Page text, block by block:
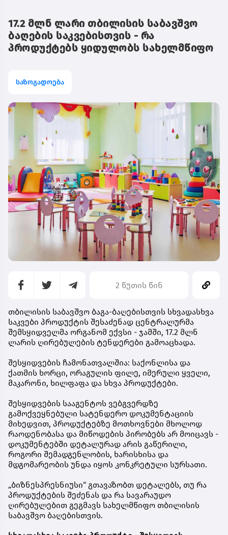
17.2 მლნ ლარი თბილისის საბავშვო
ბაღების საკვებისთვის - რა
პროდუქტებს ყიდულობს სახელმწიფო
საზოგადოება
2 წუთის წინ
თბილისის საბავშვო ბაგა-ბაღებისთვის სხვადასხვა
საკვები პროდუქტის შესაძენად ცენტრალურმა
შემსყიდველმა ორგანომ ექვსი - ჯამში, 17.2 მლნ
ლარის ღირებულების ტენდერები გამოაცხადა.
შესყიდვების ჩამონათვალშია: საქონლისა და
ქათმის ხორცი, ორაგულის ფილე, იმერული ყველი,
მაკარონი, ხილფაფა და სხვა პროდუქტები.
შესყიდვების სააგენტოს ვებგვერდზე
გამოქვეყნებული სატენდერო დოკუმენტაციის
მიხედვით, პროდუქტებზე მოთხოვნები მხოლოდ
რაოდენობასა და მიწოდების პირობებს არ მოიცავს -
დოკუმენტებში დეტალურად არის გაწერილი,
როგორი შემადგენლობის, ხარისხისა და
მდგომარეობის უნდა იყოს კონკრეტული სურსათი.
„ბიზნესპრესნიუსი“ გთავაზობთ დეტალებს, თუ რა
პროდუქტების შეძენას და რა სავარაუდო
ღირებულებით გეგმავს სახელმწიფო თბილისის
საბავშვო ბაღებისთვის.